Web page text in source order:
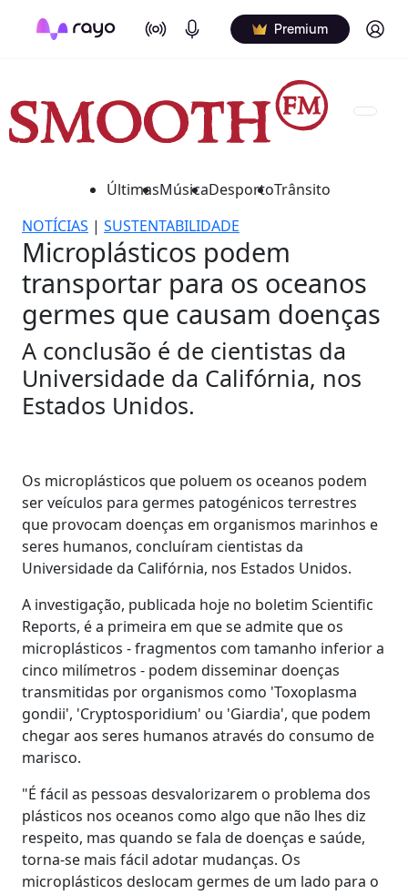
On Air Podcasts Premium Log in
ÚltimasMúsicaDesportoTrânsito
NOTÍCIAS | SUSTENTABILIDADE
Microplásticos podem
transportar para os oceanos
germes que causam doenças
A conclusão é de cientistas da
Universidade da Califórnia, nos
Estados Unidos.
Os microplásticos que poluem os oceanos podem
ser veículos para germes patogénicos terrestres
que provocam doenças em organismos marinhos e
seres humanos, concluíram cientistas da
Universidade da Califórnia, nos Estados Unidos.
A investigação, publicada hoje no boletim Scientific
Reports, é a primeira em que se admite que os
microplásticos - fragmentos com tamanho inferior a
cinco milímetros - podem disseminar doenças
transmitidas por organismos como 'Toxoplasma
gondii', 'Cryptosporidium' ou 'Giardia', que podem
chegar aos seres humanos através do consumo de
marisco.
"É fácil as pessoas desvalorizarem o problema dos
plásticos nos oceanos como algo que não lhes diz
respeito, mas quando se fala de doenças e saúde,
torna-se mais fácil adotar mudanças. Os
microplásticos deslocam germes de um lado para o